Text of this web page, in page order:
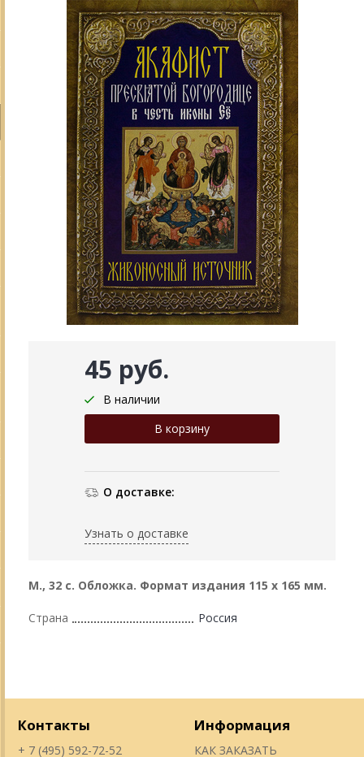
45 руб.
В наличии
О доставке:
Узнать о доставке
М., 32 с. Обложка. Формат издания 115 х 165 мм.
Страна Россия
Контакты
+ 7 (495) 592-72-52
Информация
КАК ЗАКАЗАТЬ